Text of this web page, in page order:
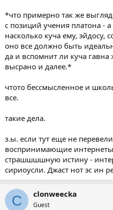
*что примерно так же
с позиций учения платона -
насколько куча ему, эйдосу,
оно все должно быть
да и вспомнит ли куча
выcpaно и далее.*
чтото бессмысленное и
все.
такие дела.
з.ы. если тут еще не
воспринимающие интернеты
страшшшшную истину -
сириоусли. Джаст нот эс ин
C clonweecka
Guest